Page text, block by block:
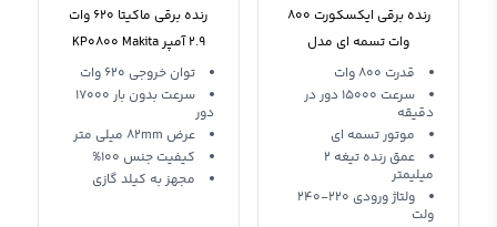
رنده برقی ایکسکورت 800
وات تسمه ای مدل
XMB03-82X2قدرت 800 وات
سرعت 15000 دور در
دقیقه
موتور تسمه ای
عمق رنده تیغه 2
میلیمتر
ولتاژ ورودی 220-240
ولت
رنده برقی ماکیتا 620 وات
2.9 آمپر KP0800 Makita
توان خروجی 620 وات
سرعت بدون بار 17000
دور
عرض 82mm میلی متر
کیفیت جنس 100%
مجهز به کیلد گازی